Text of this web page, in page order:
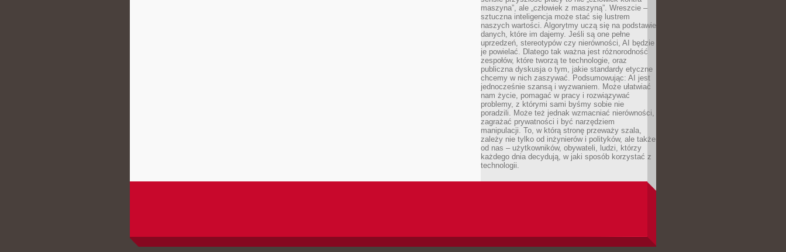
maszyna”, ale „człowiek z maszyną”. Wreszcie –
sztuczna inteligencja może stać się lustrem
naszych wartości. Algorytmy uczą się na podstawie
danych, które im dajemy. Jeśli są one pełne
uprzedzeń, stereotypów czy nierówności, AI będzie
je powielać. Dlatego tak ważna jest różnorodność
zespołów, które tworzą te technologie, oraz
publiczna dyskusja o tym, jakie standardy etyczne
chcemy w nich zaszywać. Podsumowując: AI jest
jednocześnie szansą i wyzwaniem. Może ułatwiać
nam życie, pomagać w pracy i rozwiązywać
problemy, z którymi sami byśmy sobie nie
poradzili. Może też jednak wzmacniać nierówności,
zagrażać prywatności i być narzędziem
manipulacji. To, w którą stronę przeważy szala,
zależy nie tylko od inżynierów i polityków, ale także
od nas – użytkowników, obywateli, ludzi, którzy
każdego dnia decydują, w jaki sposób korzystać z
technologii.